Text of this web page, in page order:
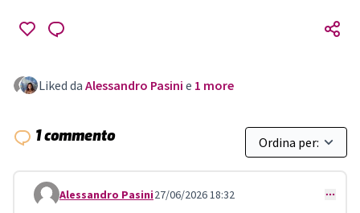
Liked da Alessandro Pasini e 1 more
1 commento
Comment 1962
Alessandro Pasini27/06/2026 18:32